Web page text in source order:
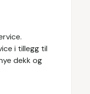
i tillegg til
dekk og